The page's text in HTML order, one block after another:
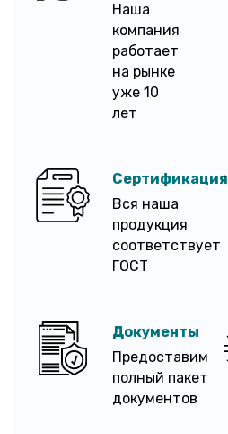
Наша
компания
работает
на рынке
уже 10
лет
Сертификация
Вся наша
продукция
соответствует
ГОСТ
Документы
Предоставим
полный пакет
документов